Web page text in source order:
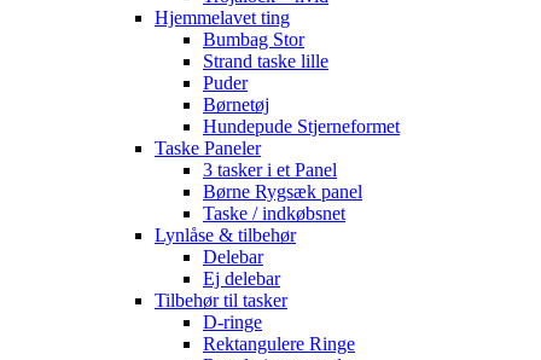
Hjemmelavet ting
Bumbag Stor
Strand taske lille
Puder
Børnetøj
Hundepude Stjerneformet
Taske Paneler
3 tasker i et Panel
Børne Rygsæk panel
Taske / indkøbsnet
Lynlåse & tilbehør
Delebar
Ej delebar
Tilbehør til tasker
D-ringe
Rektangulere Ringe